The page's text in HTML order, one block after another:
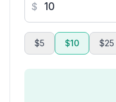
$
$5 $10 $25